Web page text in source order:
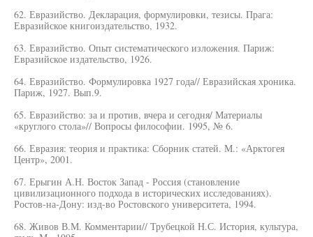
62. Евразийство. Декларация, формулировки, тезисы. Прага:
Евразийское книгоиздательство, 1932.
63. Евразийство. Опыт систематического изложения. Париж:
Евразийское издательство, 1926.
64. Евразийство. Формулировка 1927 года// Евразийская хроника.
Париж, 1927. Вып.9.
65. Евразийство: за и против, вчера и сегодня/ Материалы
«круглого стола»// Вопросы философии. 1995, № 6.
66. Евразия: теория и практика: Сборник статей. М.: «Арктогея
Центр», 2001.
67. Ерыгин А.Н. Восток Запад - Россия (становление
цивилизационного подхода в исторических исследованиях).
Ростов-на-Дону: изд-во Ростовского университета, 1994.
68. Живов В.М. Комментарии// Трубецкой Н.С. История, культура,